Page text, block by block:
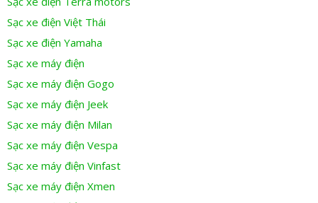
Sạc xe điện Việt Thái
Sạc xe điện Yamaha
Sạc xe máy điện
Sạc xe máy điện Gogo
Sạc xe máy điện Jeek
Sạc xe máy điện Milan
Sạc xe máy điện Vespa
Sạc xe máy điện Vinfast
Sạc xe máy điện Xmen